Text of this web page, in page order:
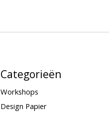
Categorieën
Workshops
Design Papier